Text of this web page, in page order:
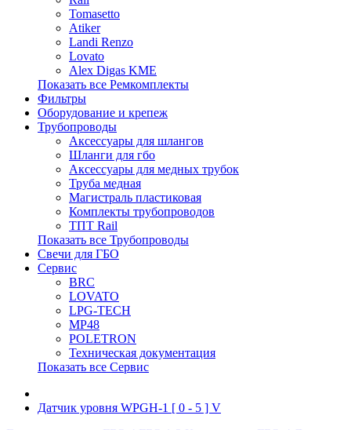
Tomasetto
Atiker
Landi Renzo
Lovato
Alex Digas KME
Показать все Ремкомплекты
Фильтры
Оборудование и крепеж
Трубопроводы
Аксессуары для шлангов
Шланги для гбо
Аксессуары для медных трубок
Труба медная
Магистраль пластиковая
Комплекты трубопроводов
ТПТ Rail
Показать все Трубопроводы
Свечи для ГБО
Сервис
BRC
LOVATO
LPG-TECH
MP48
POLETRON
Техническая документация
Показать все Сервис
Датчик уровня WPGH-1 [ 0 - 5 ] V